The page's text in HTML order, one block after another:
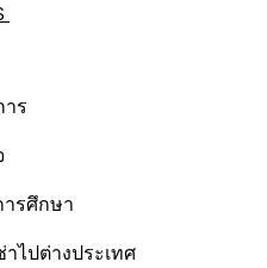
ร
รศึกษา
ไปต่างประเทศ